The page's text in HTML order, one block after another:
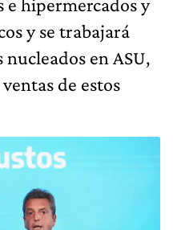
y se trabajará
en ASU,
ventas de estos